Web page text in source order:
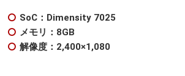
SoC：Dimensity 7025
メモリ：8GB
解像度：2,400×1,080